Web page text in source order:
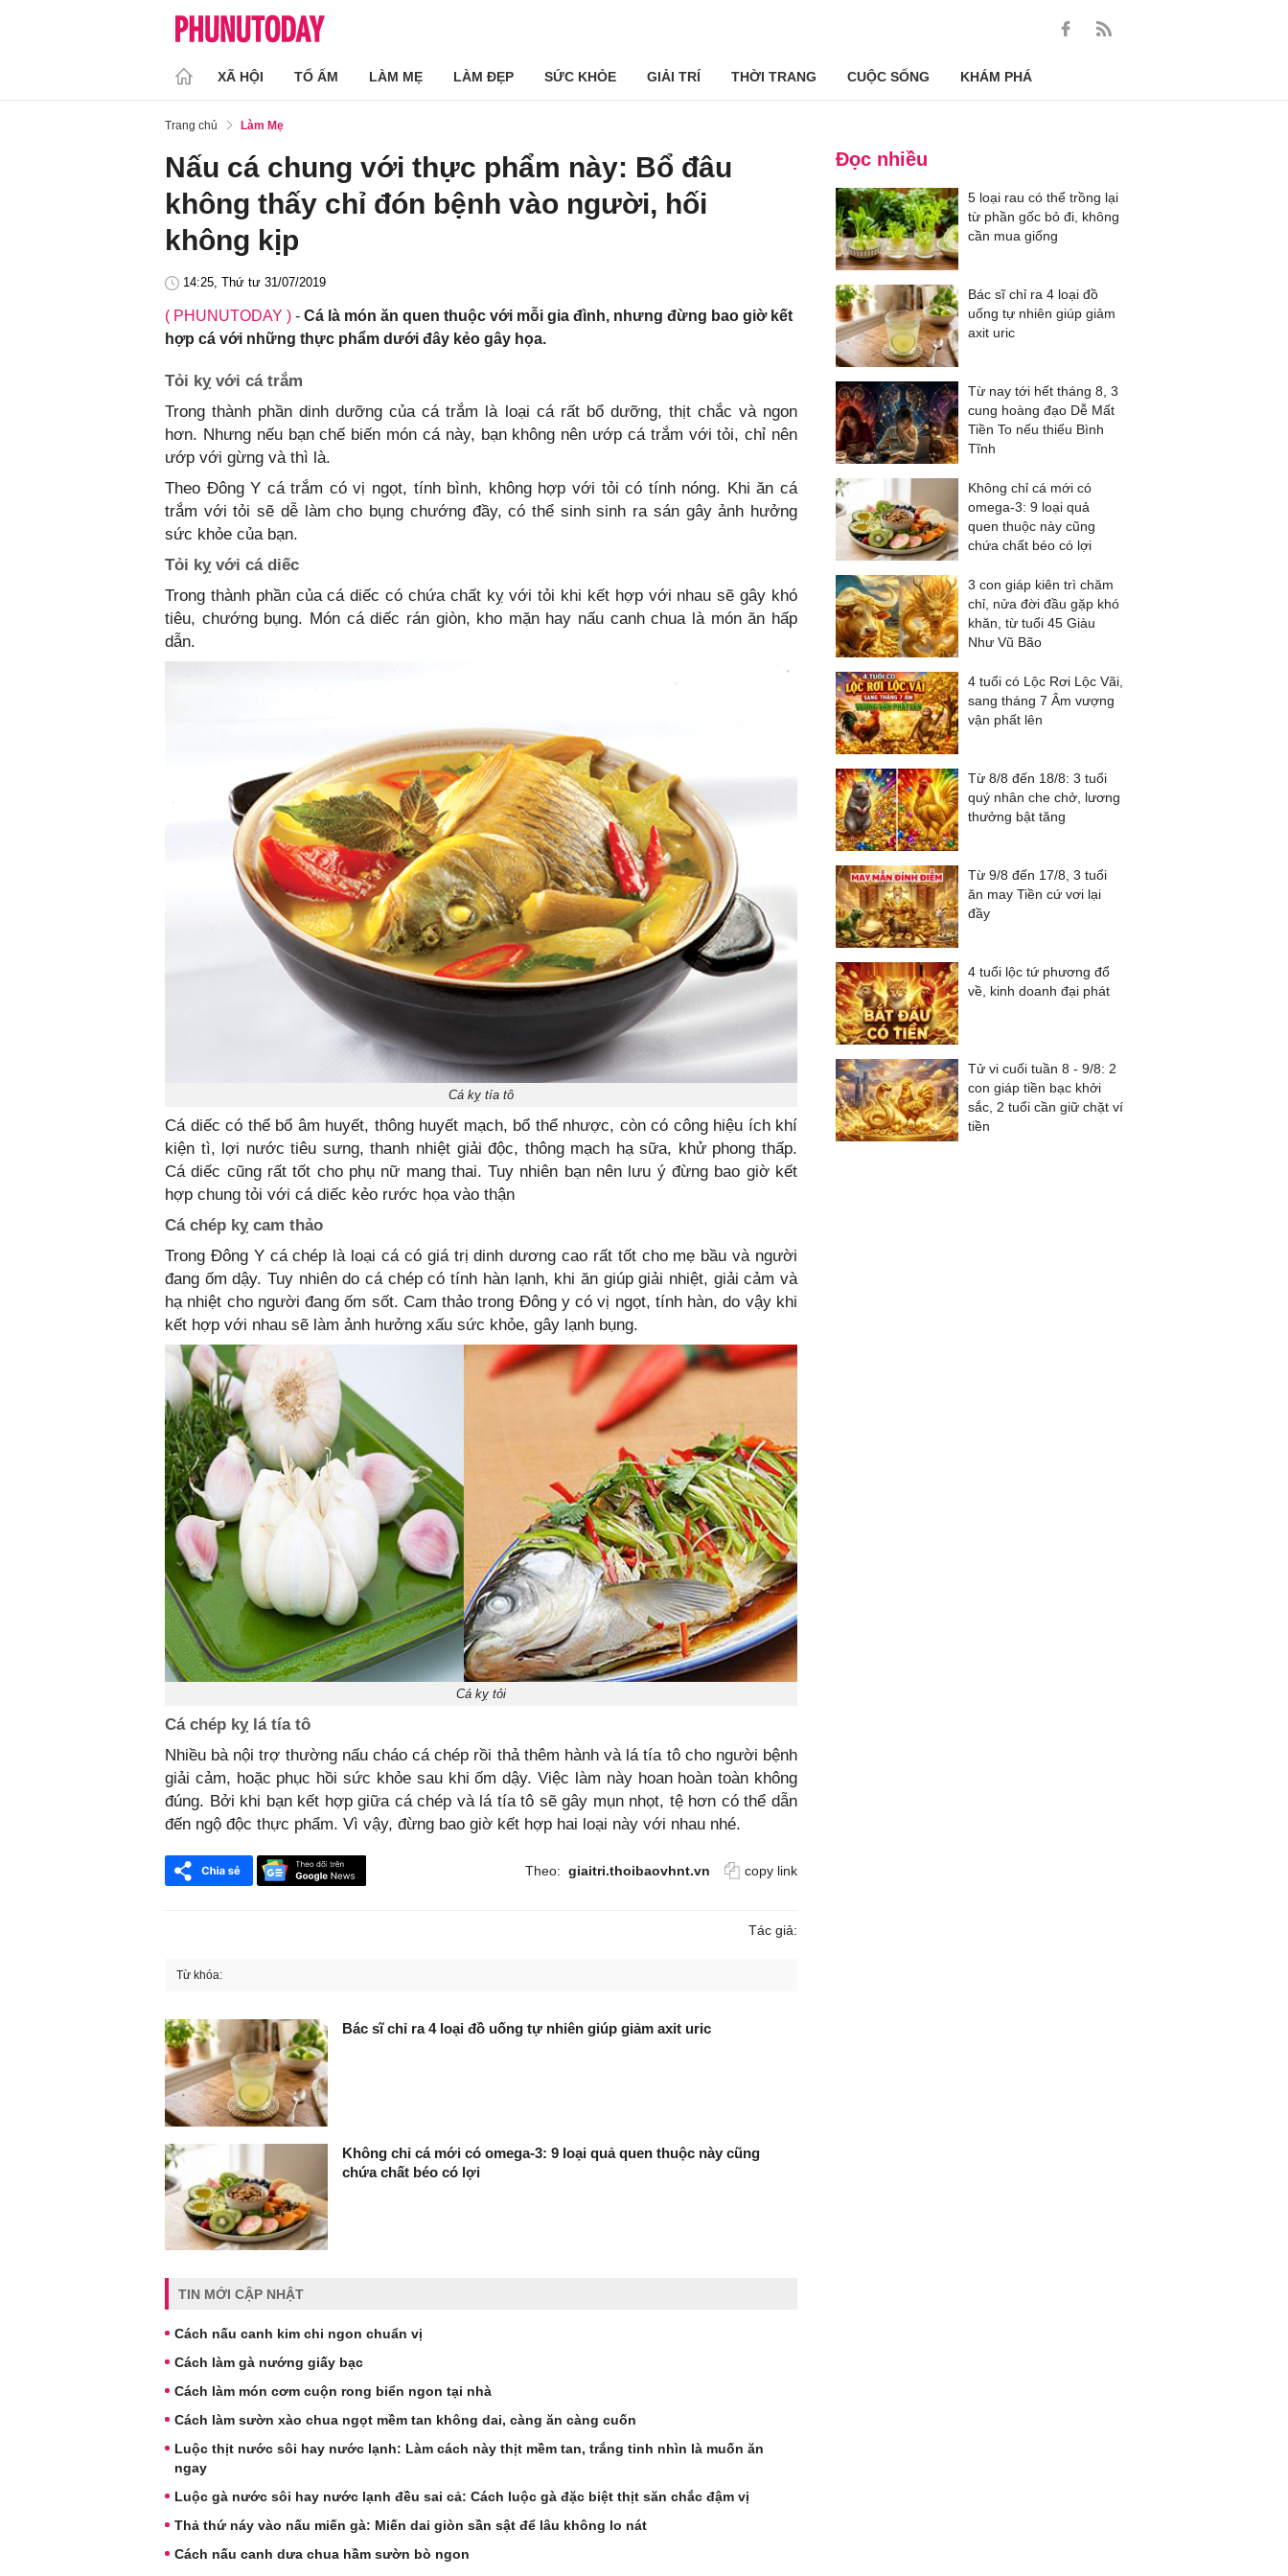
XÃ HỘI TỔ ẤM LÀM MẸ LÀM ĐẸP SỨC KHỎE GIẢI TRÍ THỜI TRANG CUỘC SỐNG KHÁM PHÁ
Trang chủ Làm Mẹ
Nấu cá chung với thực phẩm này: Bổ đâu
không thấy chỉ đón bệnh vào người, hối
không kịp
14:25, Thứ tư 31/07/2019
( PHUNUTODAY ) - Cá là món ăn quen thuộc với mỗi gia đình, nhưng đừng bao giờ kết
hợp cá với những thực phẩm dưới đây kẻo gây họa.
Tỏi kỵ với cá trắm
Trong thành phần dinh dưỡng của cá trắm là loại cá rất bổ dưỡng, thịt chắc và ngon
hơn. Nhưng nếu bạn chế biến món cá này, bạn không nên ướp cá trắm với tỏi, chỉ nên
ướp với gừng và thì là.
Theo Đông Y cá trắm có vị ngọt, tính bình, không hợp với tỏi có tính nóng. Khi ăn cá
trắm với tỏi sẽ dễ làm cho bụng chướng đầy, có thể sinh sinh ra sán gây ảnh hưởng
sức khỏe của bạn.
Tỏi kỵ với cá diếc
Trong thành phần của cá diếc có chứa chất kỵ với tỏi khi kết hợp với nhau sẽ gây khó
tiêu, chướng bụng. Món cá diếc rán giòn, kho mặn hay nấu canh chua là món ăn hấp
dẫn.
Cá kỵ tía tô
Cá diếc có thể bổ âm huyết, thông huyết mạch, bổ thể nhược, còn có công hiệu ích khí
kiện tì, lợi nước tiêu sưng, thanh nhiệt giải độc, thông mạch hạ sữa, khử phong thấp.
Cá diếc cũng rất tốt cho phụ nữ mang thai. Tuy nhiên bạn nên lưu ý đừng bao giờ kết
hợp chung tỏi với cá diếc kẻo rước họa vào thận
Cá chép kỵ cam thảo
Trong Đông Y cá chép là loại cá có giá trị dinh dương cao rất tốt cho mẹ bầu và người
đang ốm dậy. Tuy nhiên do cá chép có tính hàn lạnh, khi ăn giúp giải nhiệt, giải cảm và
hạ nhiệt cho người đang ốm sốt. Cam thảo trong Đông y có vị ngọt, tính hàn, do vậy khi
kết hợp với nhau sẽ làm ảnh hưởng xấu sức khỏe, gây lạnh bụng.
Cá kỵ tỏi
Cá chép kỵ lá tía tô
Nhiều bà nội trợ thường nấu cháo cá chép rồi thả thêm hành và lá tía tô cho người bệnh
giải cảm, hoặc phục hồi sức khỏe sau khi ốm dậy. Việc làm này hoan hoàn toàn không
đúng. Bởi khi bạn kết hợp giữa cá chép và lá tía tô sẽ gây mụn nhọt, tệ hơn có thể dẫn
đến ngộ độc thực phẩm. Vì vậy, đừng bao giờ kết hợp hai loại này với nhau nhé.
Theo: giaitri.thoibaovhnt.vn copy link
Tác giả:
Từ khóa:
Bác sĩ chỉ ra 4 loại đồ uống tự nhiên giúp giảm axit uric
Không chỉ cá mới có omega-3: 9 loại quả quen thuộc này cũng
chứa chất béo có lợi
TIN MỚI CẬP NHẬT
Cách nấu canh kim chi ngon chuẩn vị
Cách làm gà nướng giấy bạc
Cách làm món cơm cuộn rong biển ngon tại nhà
Cách làm sườn xào chua ngọt mềm tan không dai, càng ăn càng cuốn
Luộc thịt nước sôi hay nước lạnh: Làm cách này thịt mềm tan, trắng tinh nhìn là muốn ăn
ngay
Luộc gà nước sôi hay nước lạnh đều sai cả: Cách luộc gà đặc biệt thịt săn chắc đậm vị
Thả thứ náy vào nấu miến gà: Miến dai giòn sần sật để lâu không lo nát
Cách nấu canh dưa chua hầm sườn bò ngon
Đọc nhiều
5 loại rau có thể trồng lại
từ phần gốc bỏ đi, không
cần mua giống
Bác sĩ chỉ ra 4 loại đồ
uống tự nhiên giúp giảm
axit uric
Từ nay tới hết tháng 8, 3
cung hoàng đạo Dễ Mất
Tiền To nếu thiếu Bình
Tĩnh
Không chỉ cá mới có
omega-3: 9 loại quả
quen thuộc này cũng
chứa chất béo có lợi
3 con giáp kiên trì chăm
chỉ, nửa đời đầu gặp khó
khăn, từ tuổi 45 Giàu
Như Vũ Bão
4 tuổi có Lộc Rơi Lộc Vãi,
sang tháng 7 Âm vượng
vận phất lên
Từ 8/8 đến 18/8: 3 tuổi
quý nhân che chở, lương
thưởng bật tăng
Từ 9/8 đến 17/8, 3 tuổi
ăn may Tiền cứ vơi lại
đầy
4 tuổi lộc tứ phương đổ
về, kinh doanh đại phát
Tử vi cuối tuần 8 - 9/8: 2
con giáp tiền bạc khởi
sắc, 2 tuổi cần giữ chặt ví
tiền